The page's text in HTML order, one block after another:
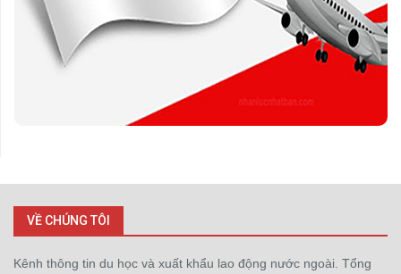
VỀ CHÚNG TÔI
Kênh thông tin du học và xuất khẩu lao động nước ngoài. Tổng